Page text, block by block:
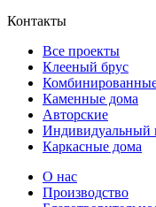
Контакты
Все проекты
Клееный брус
Каменные дома
Авторские
Индивидуальный
Каркасные дома
О нас
Производство